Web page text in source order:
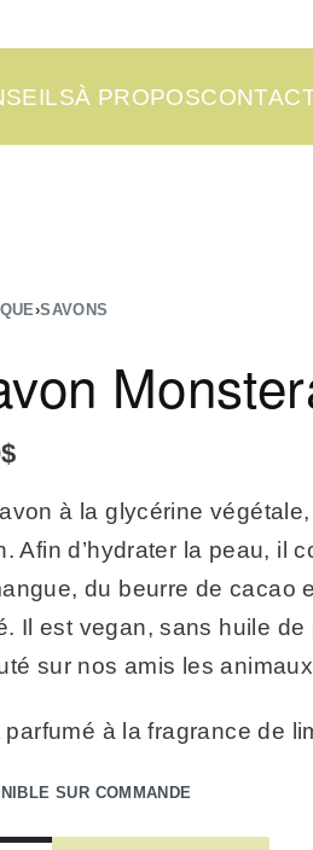
À PROPOS
›SAVONS
$
à la glycérine
Afin d’hydrater la peau, il
du beurre de cacao
Il est vegan, sans huile de
sur nos amis les
parfumé à la fragrance de
SUR COMMANDE